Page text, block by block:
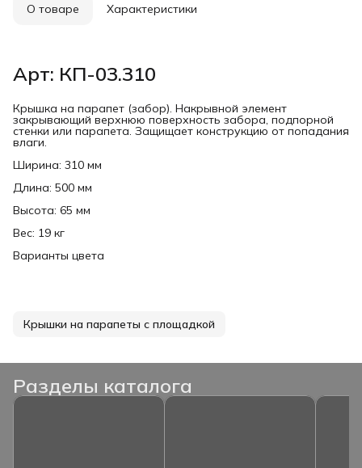
О товаре Характеристики
Арт: КП-03.310
Крышка на парапет (забор). Накрывной элемент
закрывающий верхнюю поверхность забора, подпорной
стенки или парапета. Защищает конструкцию от попадания
влаги.
Ширина: 310 мм
Длина: 500 мм
Высота: 65 мм
Вес: 19 кг
Варианты цвета
Крышки на парапеты с площадкой
Разделы каталога